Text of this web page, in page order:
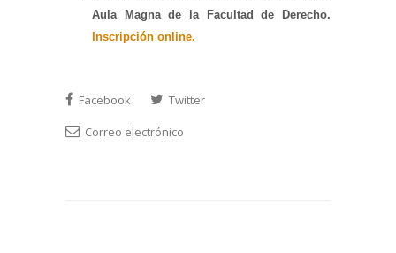
Aula Magna de la Facultad de Derecho.
Inscripción online.
Facebook
Twitter
Correo electrónico